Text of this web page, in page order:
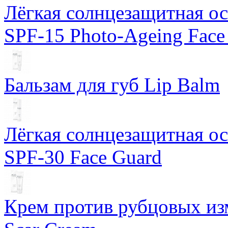
Лёгкая солнцезащитная
SPF-15 Photo-Ageing
Бальзам для губ Lip Balm
Лёгкая солнцезащитная
SPF-30 Face Guard
Крем против рубцовых